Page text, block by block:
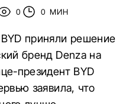
0 0 МИН
приняли решение
бренд Denza на
президент BYD
заявила, что